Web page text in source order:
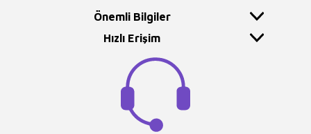
Önemli Bilgiler
Hızlı Erişim